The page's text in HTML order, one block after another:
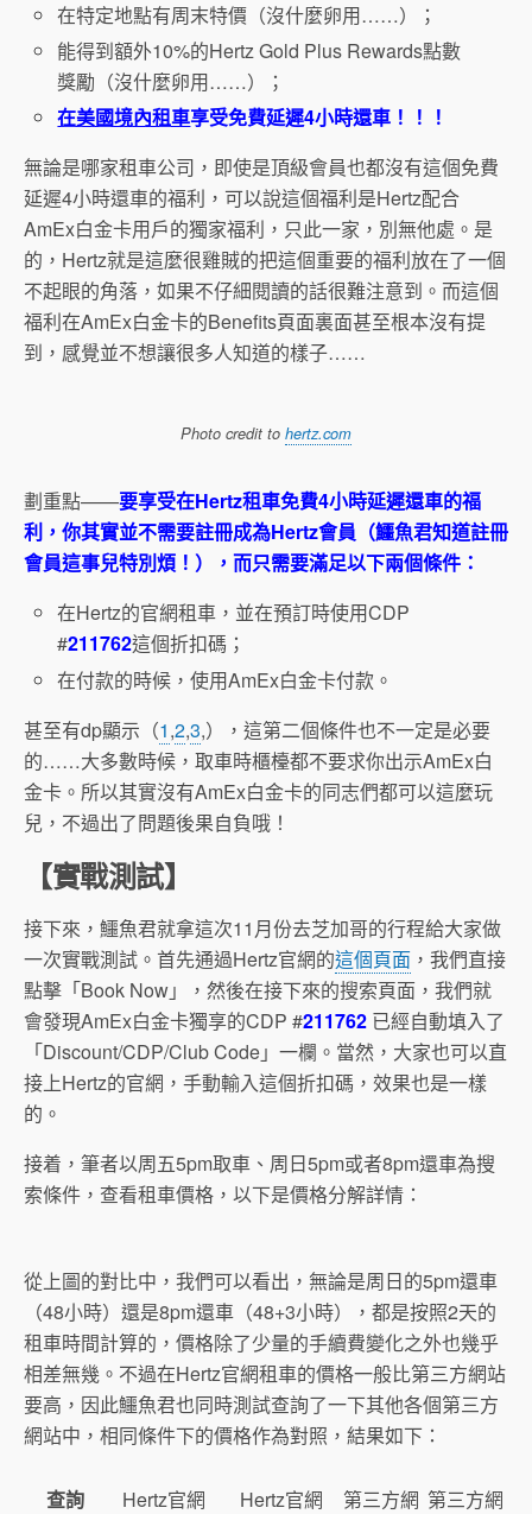
在特定地點有周末特價（沒什麼卵用……）；
能得到額外10%的Hertz Gold Plus Rewards點數
獎勵（沒什麼卵用……）；
在美國境內租車享受免費延遲4小時還車！！！
無論是哪家租車公司，即使是頂級會員也都沒有這個免費
延遲4小時還車的福利，可以說這個福利是Hertz配合
AmEx白金卡用戶的獨家福利，只此一家，別無他處。是
的，Hertz就是這麼很雞賊的把這個重要的福利放在了一個
不起眼的角落，如果不仔細閱讀的話很難注意到。而這個
福利在AmEx白金卡的Benefits頁面裏面甚至根本沒有提
到，感覺並不想讓很多人知道的樣子……
Photo credit to hertz.com
劃重點——要享受在Hertz租車免費4小時延遲還車的福
利，你其實並不需要註冊成為Hertz會員（鱷魚君知道註冊
會員這事兒特別煩！），而只需要滿足以下兩個條件：
在Hertz的官網租車，並在預訂時使用CDP
#211762這個折扣碼；
在付款的時候，使用AmEx白金卡付款。
甚至有dp顯示（1,2,3,），這第二個條件也不一定是必要
的……大多數時候，取車時櫃檯都不要求你出示AmEx白
金卡。所以其實沒有AmEx白金卡的同志們都可以這麼玩
兒，不過出了問題後果自負哦！
【實戰測試】
接下來，鱷魚君就拿這次11月份去芝加哥的行程給大家做
一次實戰測試。首先通過Hertz官網的這個頁面 ，我們直接
點擊「Book Now」，然後在接下來的搜索頁面，我們就
會發現AmEx白金卡獨享的CDP #211762 已經自動填入了
「Discount/CDP/Club Code」一欄。當然，大家也可以直
接上Hertz的官網，手動輸入這個折扣碼，效果也是一樣
的。
接着，筆者以周五5pm取車、周日5pm或者8pm還車為搜
索條件，查看租車價格，以下是價格分解詳情：
從上圖的對比中，我們可以看出，無論是周日的5pm還車
（48小時）還是8pm還車（48+3小時），都是按照2天的
租車時間計算的，價格除了少量的手續費變化之外也幾乎
相差無幾。不過在Hertz官網租車的價格一般比第三方網站
要高，因此鱷魚君也同時測試查詢了一下其他各個第三方
網站中，相同條件下的價格作為對照，結果如下：
查詢 Hertz官網 Hertz官網 第三方網 第三方網